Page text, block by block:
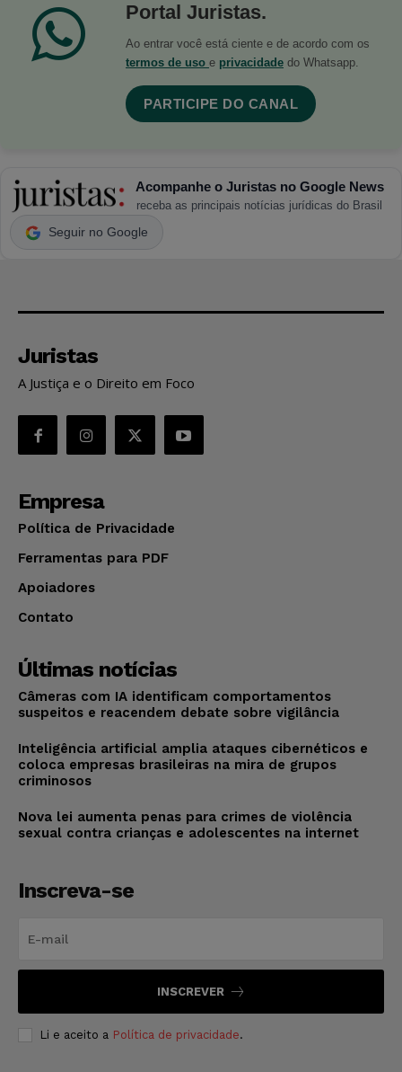
Portal Juristas.
Ao entrar você está ciente e de acordo com os
termos de uso e privacidade do Whatsapp.
PARTICIPE DO CANAL
Acompanhe o Juristas no Google News
receba as principais notícias jurídicas do Brasil
Seguir no Google
Juristas
A Justiça e o Direito em Foco
Empresa
Política de Privacidade
Ferramentas para PDF
Apoiadores
Contato
Últimas notícias
Câmeras com IA identificam comportamentos
suspeitos e reacendem debate sobre vigilância
Inteligência artificial amplia ataques cibernéticos e
coloca empresas brasileiras na mira de grupos
criminosos
Nova lei aumenta penas para crimes de violência
sexual contra crianças e adolescentes na internet
Inscreva-se
INSCREVER
Li e aceito a Política de privacidade.